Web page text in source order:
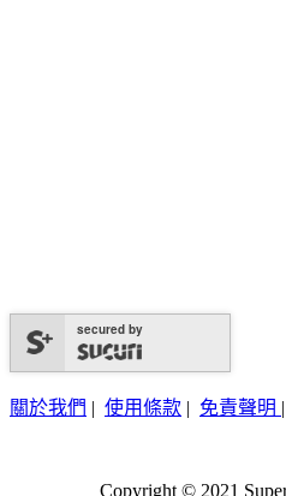
secured by
關於我們 | 使用條款 | 免責聲明 |
Copyright © 2021